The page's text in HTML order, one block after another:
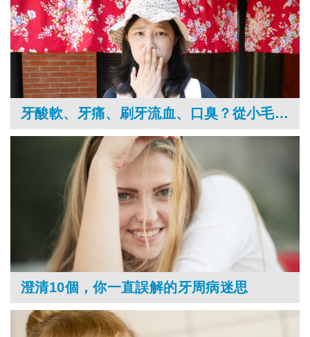
牙酸軟、牙痛、刷牙流血、口臭？從小毛病發現牙周病
澄清10個，你一直誤解的牙周病迷思